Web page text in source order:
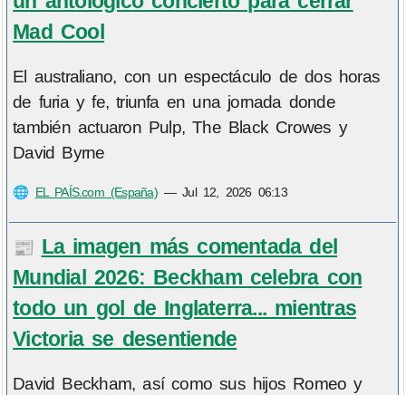
Mad Cool
El australiano, con un espectáculo de dos horas
de furia y fe, triunfa en una jornada donde
también actuaron Pulp, The Black Crowes y
David Byrne
🌐 EL PAÍS.com (España)—Jul 12, 2026 06:13
📰 La imagen más comentada del
Mundial 2026: Beckham celebra con
todo un gol de Inglaterra... mientras
Victoria se desentiende
David Beckham, así como sus hijos Romeo y